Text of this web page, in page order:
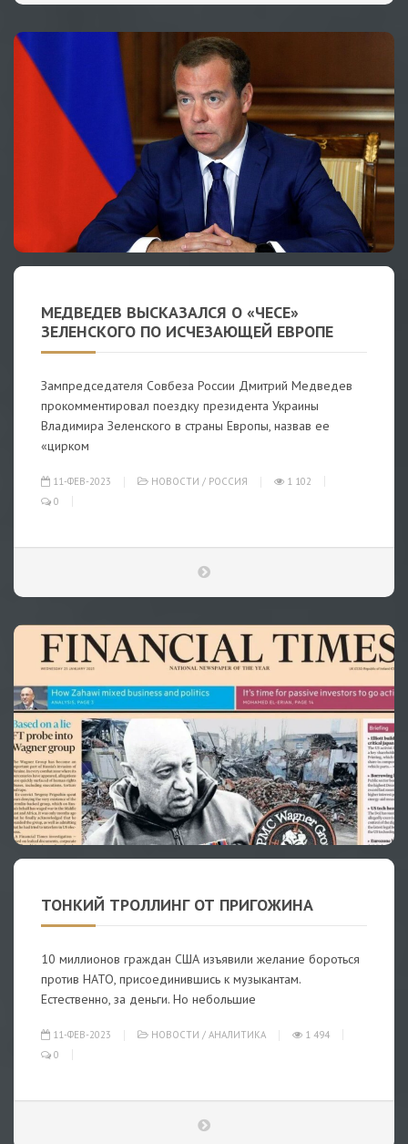
МЕДВЕДЕВ ВЫСКАЗАЛСЯ О «ЧЕСЕ»
ЗЕЛЕНСКОГО ПО ИСЧЕЗАЮЩЕЙ ЕВРОПЕ
Зампредседателя Совбеза России Дмитрий Медведев
прокомментировал поездку президента Украины
Владимира Зеленского в страны Европы, назвав ее
«цирком
11-ФЕВ-2023 НОВОСТИ / РОССИЯ
1 102
0
ТОНКИЙ ТРОЛЛИНГ ОТ ПРИГОЖИНА
10 миллионов граждан США изъявили желание бороться
против НАТО, присоединившись к музыкантам.
Естественно, за деньги. Но небольшие
11-ФЕВ-2023 НОВОСТИ / АНАЛИТИКА
1 494
0